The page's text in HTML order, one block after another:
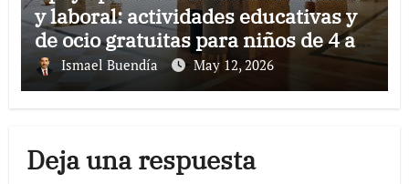
y laboral: actividades educativas y
de ocio gratuitas para niños de 4 a
12 años durante el verano.
Ismael Buendía May 12, 2026
Deja una respuesta